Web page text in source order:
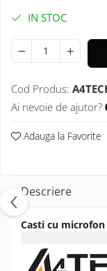
IN STOC
Cod Produs:
Ai nevoie de ajutor?
Adauga la Favorite
Descriere
Casti cu microfon